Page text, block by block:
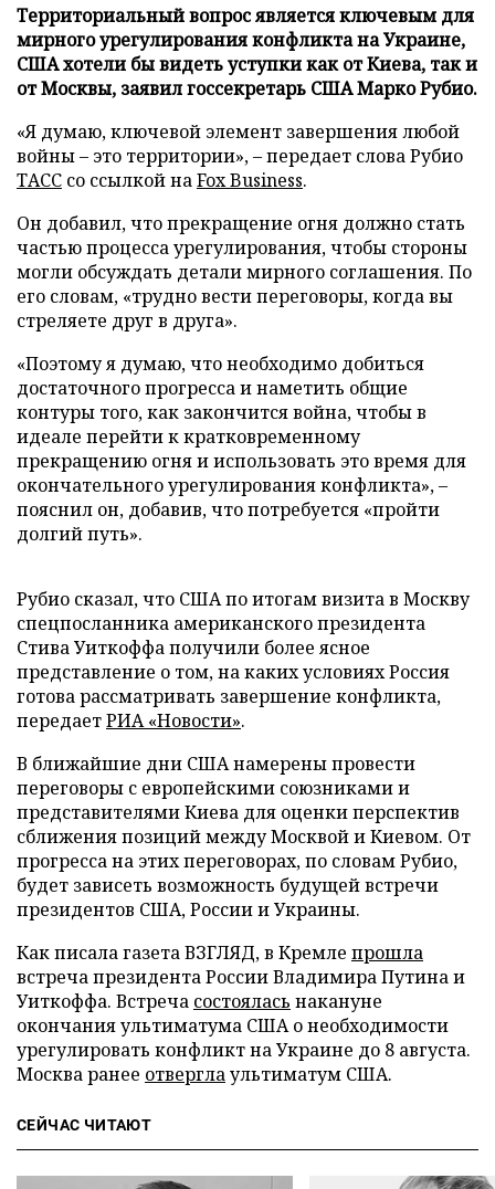
Территориальный вопрос является ключевым для
мирного урегулирования конфликта на Украине,
США хотели бы видеть уступки как от Киева, так и
от Москвы, заявил госсекретарь США Марко Рубио.
«Я думаю, ключевой элемент завершения любой
войны – это территории», – передает слова Рубио
ТАСС со ссылкой наFox Business.
Он добавил, что прекращение огня должно стать
частью процесса урегулирования, чтобы стороны
могли обсуждать детали мирного соглашения. По
его словам, «трудно вести переговоры, когда вы
стреляете друг в друга».
«Поэтому я думаю, что необходимо добиться
достаточного прогресса и наметить общие
контуры того, как закончится война, чтобы в
идеале перейти к кратковременному
прекращению огня и использовать это время для
окончательного урегулирования конфликта», –
пояснил он, добавив, что потребуется «пройти
долгий путь».
Рубио сказал, что США по итогам визита в Москву
спецпосланника американского президента
Стива Уиткоффа получили более ясное
представление о том, на каких условиях Россия
готова рассматривать завершение конфликта,
передаетРИА «Новости».
В ближайшие дни США намерены провести
переговоры с европейскими союзниками и
представителями Киева для оценки перспектив
сближения позиций между Москвой и Киевом. От
прогресса на этих переговорах, по словам Рубио,
будет зависеть возможность будущей встречи
президентов США, России и Украины.
Как писала газета ВЗГЛЯД, в Кремле прошла
встреча президента России Владимира Путина и
Уиткоффа. Встреча состоялась накануне
окончания ультиматума США о необходимости
урегулировать конфликт на Украине до 8 августа.
Москва ранее отверглаультиматум США.
СЕЙЧАС ЧИТАЮТ